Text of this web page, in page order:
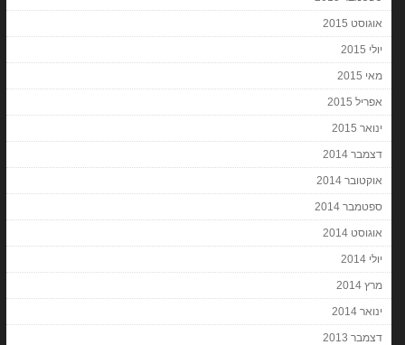
אוגוסט 2015
יולי 2015
מאי 2015
אפריל 2015
ינואר 2015
דצמבר 2014
אוקטובר 2014
ספטמבר 2014
אוגוסט 2014
יולי 2014
מרץ 2014
ינואר 2014
דצמבר 2013